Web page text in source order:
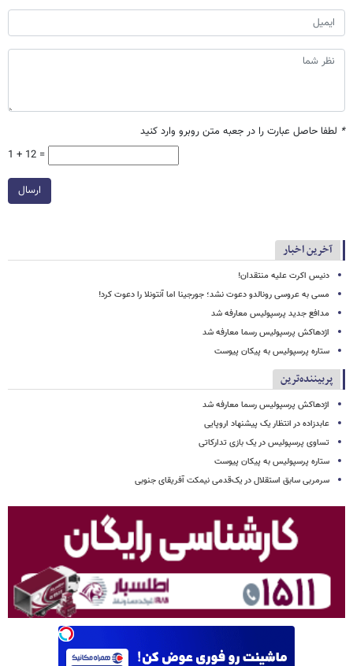
* لطفا حاصل عبارت را در جعبه متن روبرو وارد کنید
1 + 12 =
ارسال
آخرین اخبار
دنیس اکرت علیه منتقدان!
مسی به عروسی رونالدو دعوت نشد؛ جورجینا اما آنتونلا را دعوت کرد!
مدافع جدید پرسپولیس معارفه شد
اژدهاکش پرسپولیس رسما معارفه شد
ستاره پرسپولیس به پیکان پیوست
پربیننده‌ترین
اژدهاکش پرسپولیس رسما معارفه شد
عابدزاده در انتظار یک پیشنهاد اروپایی
تساوی پرسپولیس در یک بازی تدارکاتی
ستاره پرسپولیس به پیکان پیوست
سرمربی سابق استقلال در یک‌قدمی نیمکت آفریقای جنوبی